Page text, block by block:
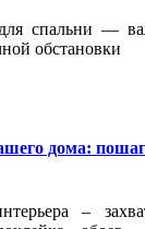
спальни —
обстановки
дома:
–